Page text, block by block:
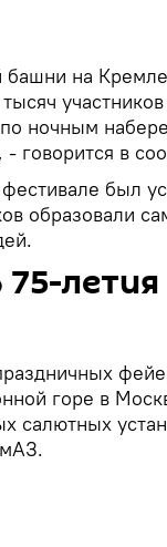
башни на
ночным
говорится в
был
образовали
75-
горе в
салютных